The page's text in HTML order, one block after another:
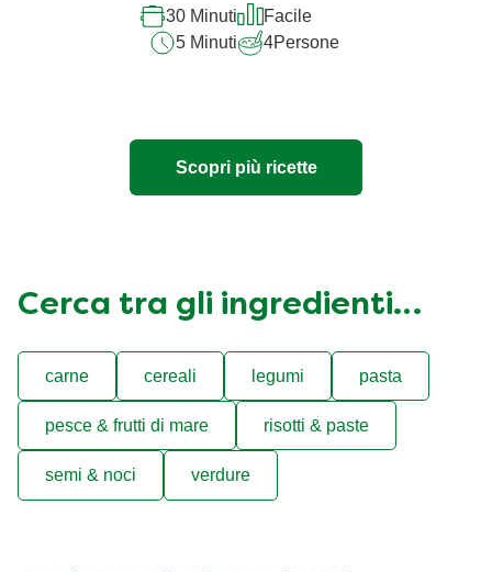
30 Minuti
Facile
5 Minuti
4Persone
Scopri più ricette
Cerca tra gli ingredienti…
carne cereali legumi pasta
pesce & frutti di mare risotti & paste
semi & noci verdure